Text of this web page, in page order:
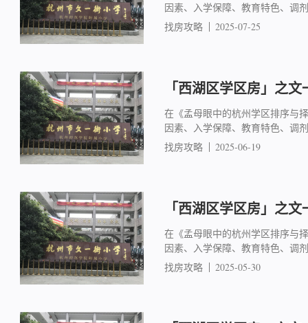
因素、入学保障、教育特色、调
找房攻略
2025-07-25
「西湖区学区房」之
在《孟母眼中的杭州学区排序与
因素、入学保障、教育特色、调
找房攻略
2025-06-19
「西湖区学区房」之
在《孟母眼中的杭州学区排序与
因素、入学保障、教育特色、调
找房攻略
2025-05-30